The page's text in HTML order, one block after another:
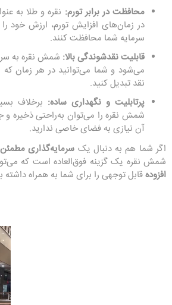
محافظت در برابر تورم: نقره و طلا به
در زمان‌های افزایش تورم، ارزش خود
سرمایه شما محافظت کنند.
قابلیت نقدشوندگی بالا: شمش نقره به
می‌شود و شما می‌توانید در هر زمان که
نقد تبدیل کنید.
پرتابلیت و نگهداری ساده: برخلاف
شمش نقره را می‌توان به‌راحتی ذخیره و
آن نیازی به فضای خاصی ندارید.
اگر شما هم به دنبال یک سرمایه‌گذاری مطمئن
شمش نقره یک گزینه فوق‌العاده است که
افزودهقابل توجهی را برای شما به همراه داشته